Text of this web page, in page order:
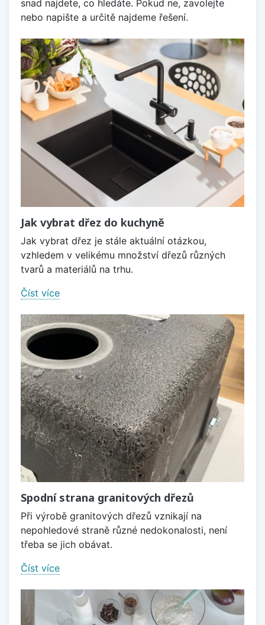
snad najdete, co hledáte. Pokud ne, zavolejte
nebo napište a určitě najdeme řešení.
Jak vybrat dřez do kuchyně
Jak vybrat dřez je stále aktuální otázkou,
vzhledem v velikému množství dřezů různých
tvarů a materiálů na trhu.
Číst více
Spodní strana granitových dřezů
Při výrobě granitových dřezů vznikají na
nepohledové straně různé nedokonalosti, není
třeba se jich obávat.
Číst více